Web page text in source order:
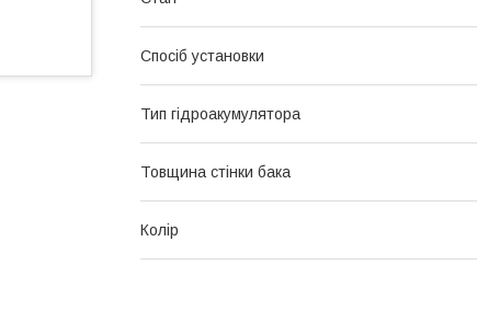
Спосіб установки
Тип гідроакумулятора
Товщина стінки бака
Колір